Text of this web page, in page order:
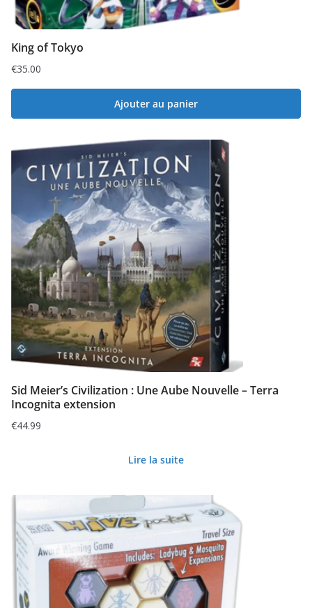
King of Tokyo
€35.00
Ajouter au panier
Sid Meier’s Civilization : Une Aube Nouvelle – Terra
Incognita extension
€44.99
Lire la suite